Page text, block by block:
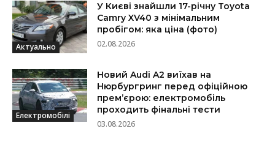
Актуально
У Києві знайшли 17-річну Toyota
Camry XV40 з мінімальним
пробігом: яка ціна (фото)
02.08.2026
Електромобілі
Новий Audi A2 виїхав на
Нюрбургринг перед офіційною
прем’єрою: електромобіль
проходить фінальні тести
03.08.2026